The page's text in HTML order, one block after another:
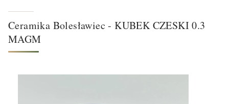
Ceramika Bolesławiec - KUBEK CZESKI 0.3
MAGM